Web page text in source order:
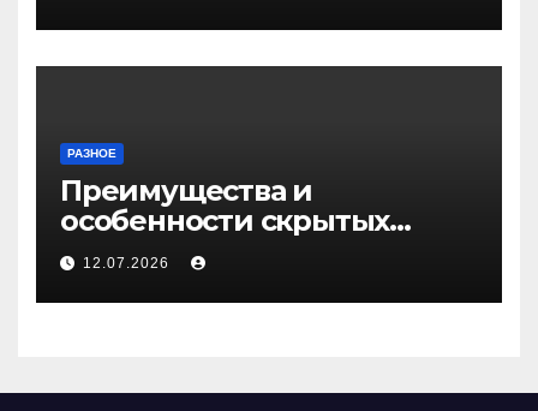
РАЗНОЕ
Преимущества и
особенности скрытых
дверей
12.07.2026